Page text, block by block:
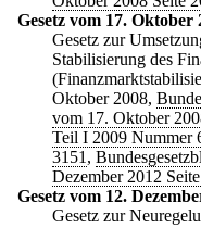
Gesetz vom 17. Oktober
Gesetz zur
Stabilisierung des
Oktober 2008,
vom 17. Oktober
Teil I 2009 Nummer
3151 ,
Dezember 2012
Gesetz vom 12.
Gesetz zur